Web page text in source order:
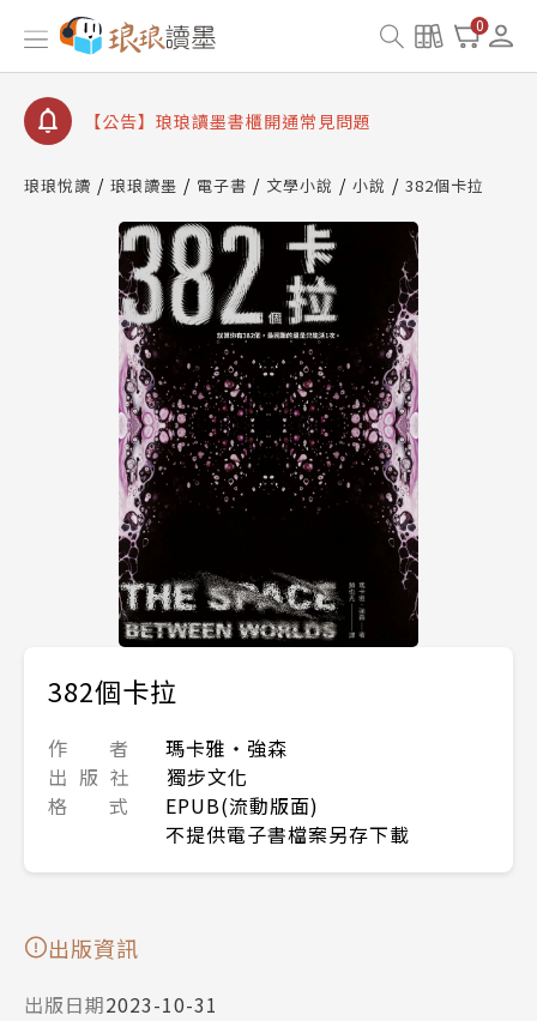
0
【公告】因 Readmoo 讀墨系統維護中，本站同步暫
停部分閱讀服務
【公告】琅琅讀墨數位閱讀資產合併與書櫃開通申請
【公告】琅琅讀墨書櫃開通常見問題
請圖文教學
查詢
【公告】因 Readmoo 讀墨系統維護中，本站同步暫
停部分閱讀服務
琅琅悅讀 琅琅讀墨 電子書 文學小說 小說 382個卡拉
382個卡拉
作 者
瑪卡雅‧強森
出 版 社
獨步文化
格 式
EPUB(流動版面)
不提供電子書檔案另存下載
出版資訊
出版日期2023-10-31